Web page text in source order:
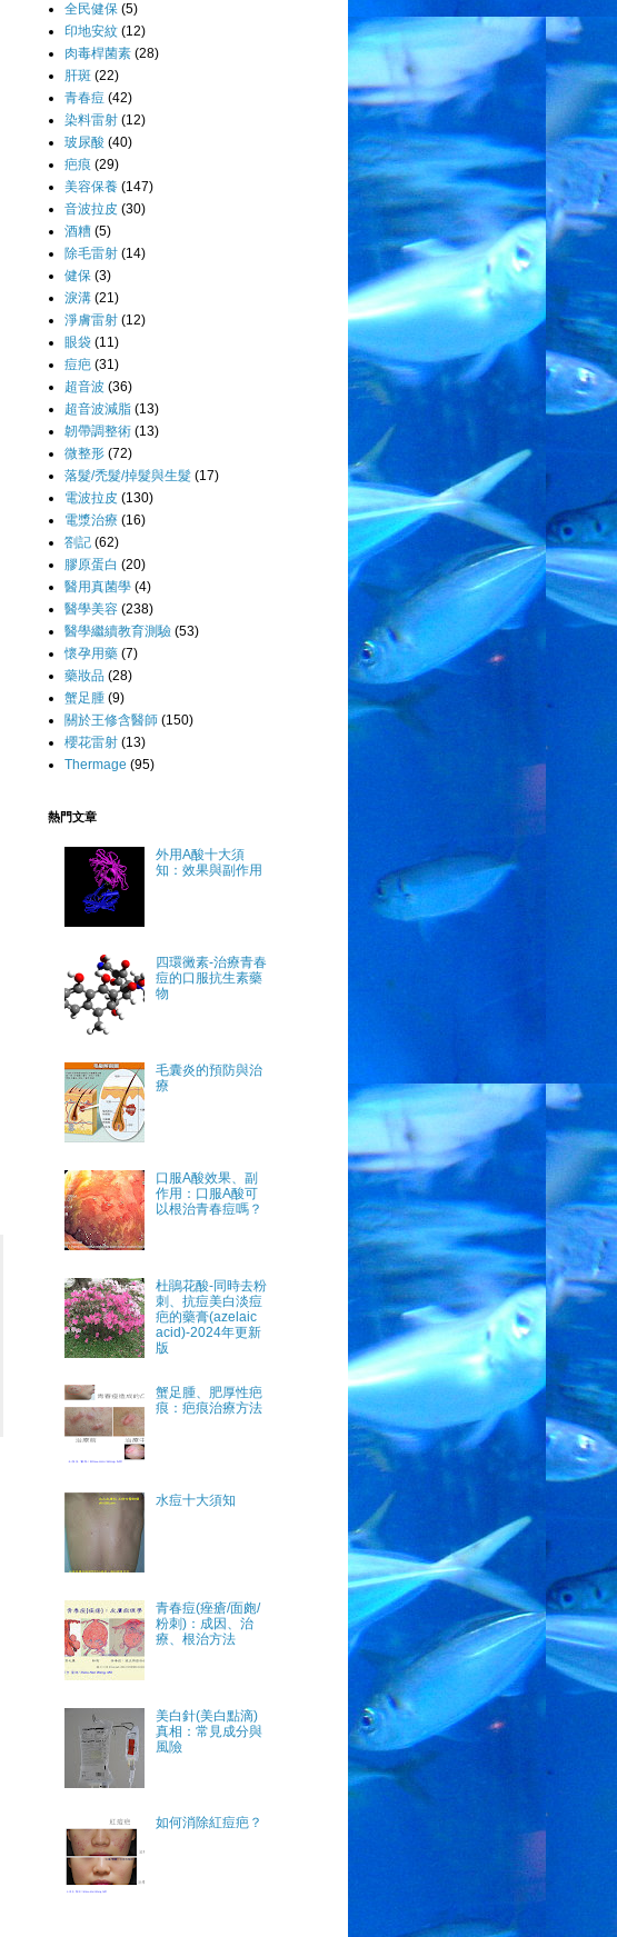
全民健保 (5)
印地安紋 (12)
肉毒桿菌素 (28)
肝斑 (22)
青春痘 (42)
染料雷射 (12)
玻尿酸 (40)
疤痕 (29)
美容保養 (147)
音波拉皮 (30)
酒糟 (5)
除毛雷射 (14)
健保 (3)
淚溝 (21)
淨膚雷射 (12)
眼袋 (11)
痘疤 (31)
超音波 (36)
超音波減脂 (13)
韌帶調整術 (13)
微整形 (72)
落髮/禿髮/掉髮與生髮 (17)
電波拉皮 (130)
電漿治療 (16)
劄記 (62)
膠原蛋白 (20)
醫用真菌學 (4)
醫學美容 (238)
醫學繼續教育測驗 (53)
懷孕用藥 (7)
藥妝品 (28)
蟹足腫 (9)
關於王修含醫師 (150)
櫻花雷射 (13)
Thermage (95)
熱門文章
外用A酸十大須
知：效果與副作用
四環黴素-治療青春
痘的口服抗生素藥
物
毛囊炎的預防與治
療
口服A酸效果、副
作用：口服A酸可
以根治青春痘嗎？
杜鵑花酸-同時去粉
刺、抗痘美白淡痘
疤的藥膏(azelaic
acid)-2024年更新
版
蟹足腫、肥厚性疤
痕：疤痕治療方法
水痘十大須知
青春痘(痤瘡/面皰/
粉刺)：成因、治
療、根治方法
美白針(美白點滴)
真相：常見成分與
風險
如何消除紅痘疤？